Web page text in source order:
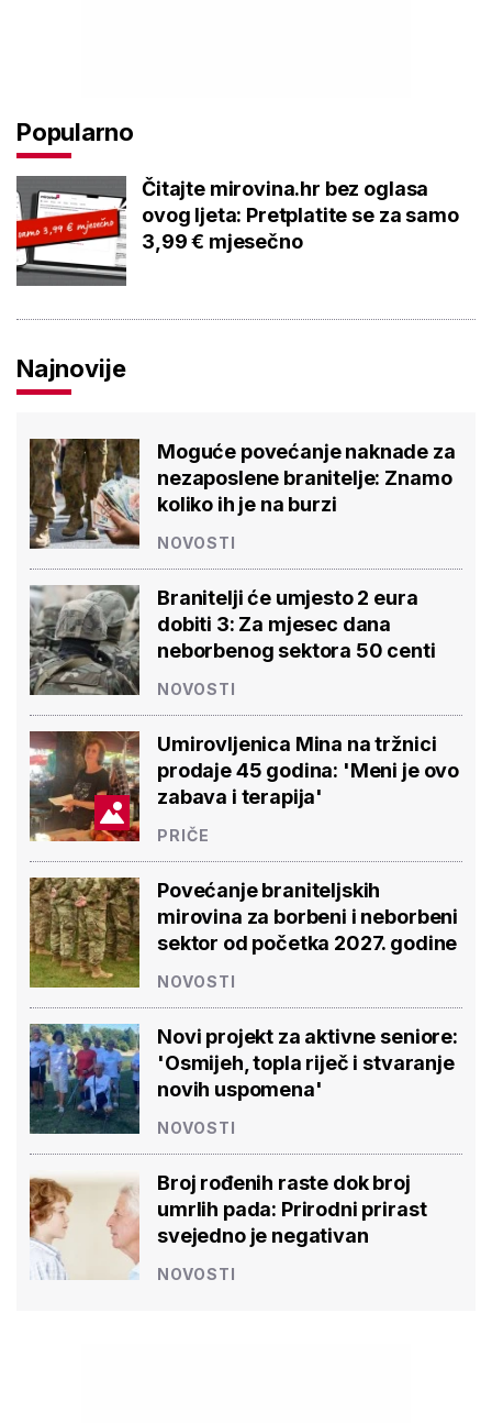
Popularno
Čitajte mirovina.hr bez oglasa
ovog ljeta: Pretplatite se za samo
3,99 € mjesečno
Najnovije
Moguće povećanje naknade za
nezaposlene branitelje: Znamo
koliko ih je na burzi
NOVOSTI
Branitelji će umjesto 2 eura
dobiti 3: Za mjesec dana
neborbenog sektora 50 centi
NOVOSTI
Umirovljenica Mina na tržnici
prodaje 45 godina: 'Meni je ovo
zabava i terapija'
PRIČE
Povećanje braniteljskih
mirovina za borbeni i neborbeni
sektor od početka 2027. godine
NOVOSTI
Novi projekt za aktivne seniore:
'Osmijeh, topla riječ i stvaranje
novih uspomena'
NOVOSTI
Broj rođenih raste dok broj
umrlih pada: Prirodni prirast
svejedno je negativan
NOVOSTI